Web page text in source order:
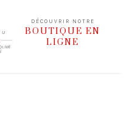
DÉCOUVRIR NOTRE
BOUTIQUE EN
LIGNE